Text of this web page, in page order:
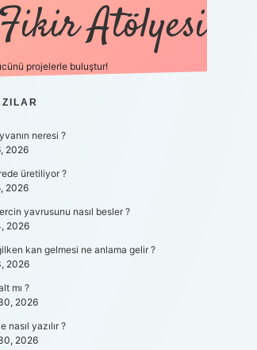
Atölyesi
projelerle buluştur!
neresi ?
2026
üretiliyor ?
2026
yavrusunu nasıl besler ?
2026
kan gelmesi ne anlama gelir ?
2026
mı ?
2026
nasıl yazılır ?
2026